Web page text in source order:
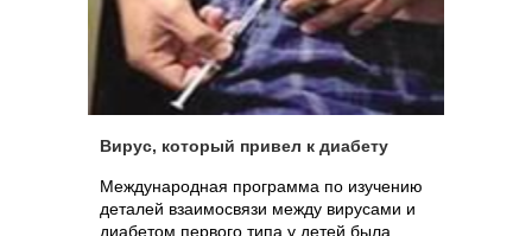
Вирус, который привел к диабету
Международная программа по изучению
деталей взаимосвязи между вирусами и
диабетом первого типа у детей была